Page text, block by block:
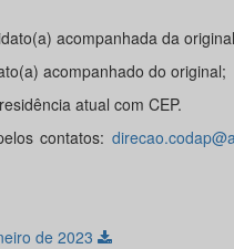
acompanhada da
acompanhado do original;
atual com CEP.
contatos:
de 2023